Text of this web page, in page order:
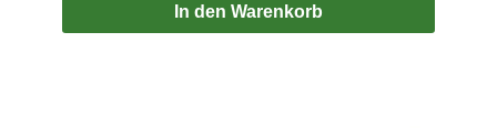
In den Warenkorb